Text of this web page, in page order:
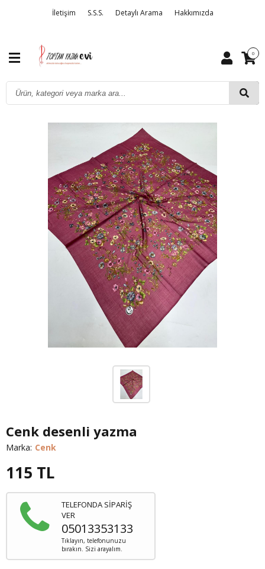
İletişim S.S.S. Detaylı Arama Hakkımızda
0
Cenk desenli yazma
Marka: Cenk
115 TL
TELEFONDA SİPARİŞ
VER
05013353133
Tıklayın, telefonunuzu
bırakın. Sizi arayalım.